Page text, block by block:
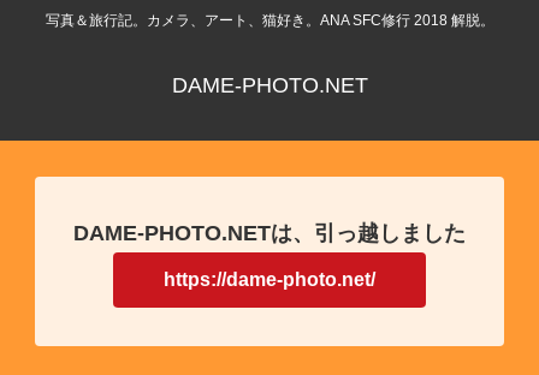
写真＆旅行記。カメラ、アート、猫好き。ANA SFC修行 2018 解脱。
DAME-PHOTO.NET
DAME-PHOTO.NETは、引っ越しました
https://dame-photo.net/